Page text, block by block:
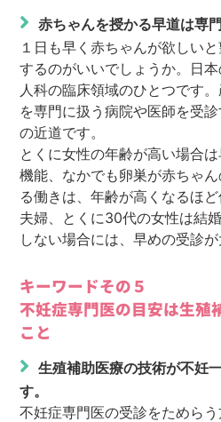
赤ちゃんを授かる早道は専
１日も早く赤ちゃんが欲しい
するのがいいでしょうか。日
人科の臨床領域のひとつです
を専門に扱う病院や医師を受
の近道です。
とくに女性の年齢が高い場合
機能、なかでも卵巣が赤ちゃ
る働きは、年齢が高くなるほ
夫婦、とくに30代の女性は結
しない場合には、早めの受診が
キーワードその５
不妊症専門医の目安は生殖
こと
生殖補助医療の技術が不妊
す。
不妊症専門医の受診をためら